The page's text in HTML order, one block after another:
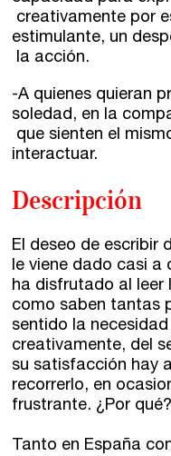
Barcelona
Valencia
Alicante
Murcia
Málaga
Bilbao
Vitoria
En directo a
Talleres
Talleres por
Talleres online
Recreativa 26
El taller de
Cursos
Curso integral de
Máster de
creativamente por
estimulante, un
la acción.
-A quienes quieran
soledad, en la
que sienten el
interactuar.
Descripción
El deseo de escribir
le viene dado casi a
ha disfrutado al leer
como saben tantas
sentido la
creativamente, del
su satisfacción hay
recorrerlo, en
frustrante. ¿Por qué?
Tanto en España